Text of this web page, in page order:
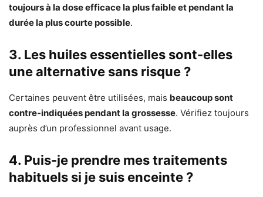
toujours à la dose efficace la plus faible et pendant la
durée la plus courte possible.
3. Les huiles essentielles sont-elles
une alternative sans risque ?
Certaines peuvent être utilisées, mais beaucoup sont
contre-indiquées pendant la grossesse. Vérifiez toujours
auprès d’un professionnel avant usage.
4. Puis-je prendre mes traitements
habituels si je suis enceinte ?